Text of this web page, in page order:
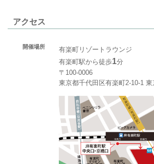
アクセス
開催場所
有楽町リゾートラウンジ
有楽町駅から徒歩1分
〒100-0006
東京都千代田区有楽町2-10-1